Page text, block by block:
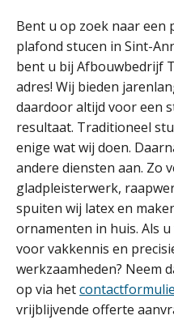
Bent u op zoek naar
plafond stucen in Sint-
bent u bij Afbouwbedrijf
adres! Wij bieden
daardoor altijd voor een
resultaat. Traditioneel
enige wat wij doen.
andere diensten aan. Zo
gladpleisterwerk,
spuiten wij latex en
ornamenten in huis. Als
voor vakkennis en
werkzaamheden? Neem
op via het
vrijblijvende offerte